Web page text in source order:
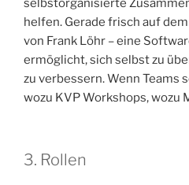
selbstorganisierte
helfen. Gerade frisch auf
von Frank Löhr – eine
ermöglicht, sich selbst zu
zu verbessern. Wenn Teams
wozu KVP Workshops, wozu
3. Rollen